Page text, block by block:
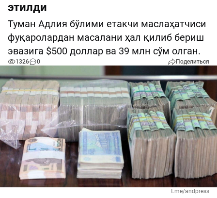
этилди
Туман Адлия бўлими етакчи маслаҳатчиси
фуқаролардан масалани ҳал қилиб бериш
эвазига $500 доллар ва 39 млн сўм олган.
1326 0 Поделиться
t.me/andpress